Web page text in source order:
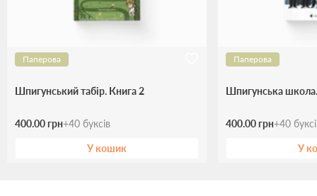
Паперова
Шпигунський табір. Книга 2
400.00 грн+40 буксів
У кошик
Паперова
Шпигунська
400.00 грн+40
У